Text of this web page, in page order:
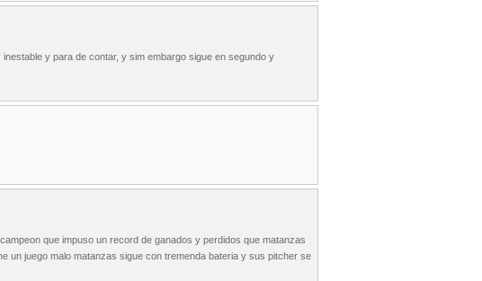
y para de contar, y sim embargo sigue en segundo y
que impuso un record de ganados y perdidos que matanzas
un juego malo matanzas sigue con tremenda bateria y sus pitcher se